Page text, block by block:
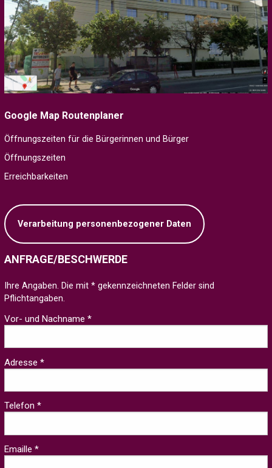
Google Map Routenplaner
Öffnungszeiten für die Bürgerinnen und Bürger
Öffnungszeiten
Erreichbarkeiten
Verarbeitung personenbezogener Daten
ANFRAGE/BESCHWERDE
Ihre Angaben. Die mit * gekennzeichneten Felder sind
Pflichtangaben.
Vor- und Nachname *
Adresse *
Telefon *
Emaille *